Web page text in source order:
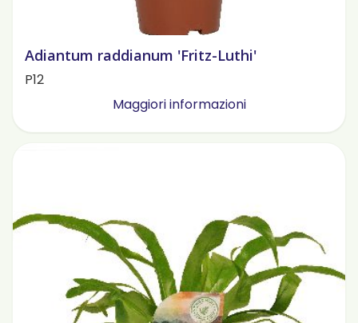
Adiantum raddianum 'Fritz-Luthi'
P12
Maggiori informazioni